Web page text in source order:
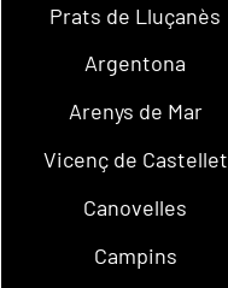
Prats de Lluçanès
Argentona
Arenys de Mar
Vicenç de Castellet
Canovelles
Campins